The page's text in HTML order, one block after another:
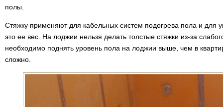
полы.
Стяжку применяют для кабельных систем подогрева пола и для
это ее вес. На лоджии нельзя делать толстые стяжки из-за
необходимо поднять уровень пола на лоджии выше, чем в
сложно.